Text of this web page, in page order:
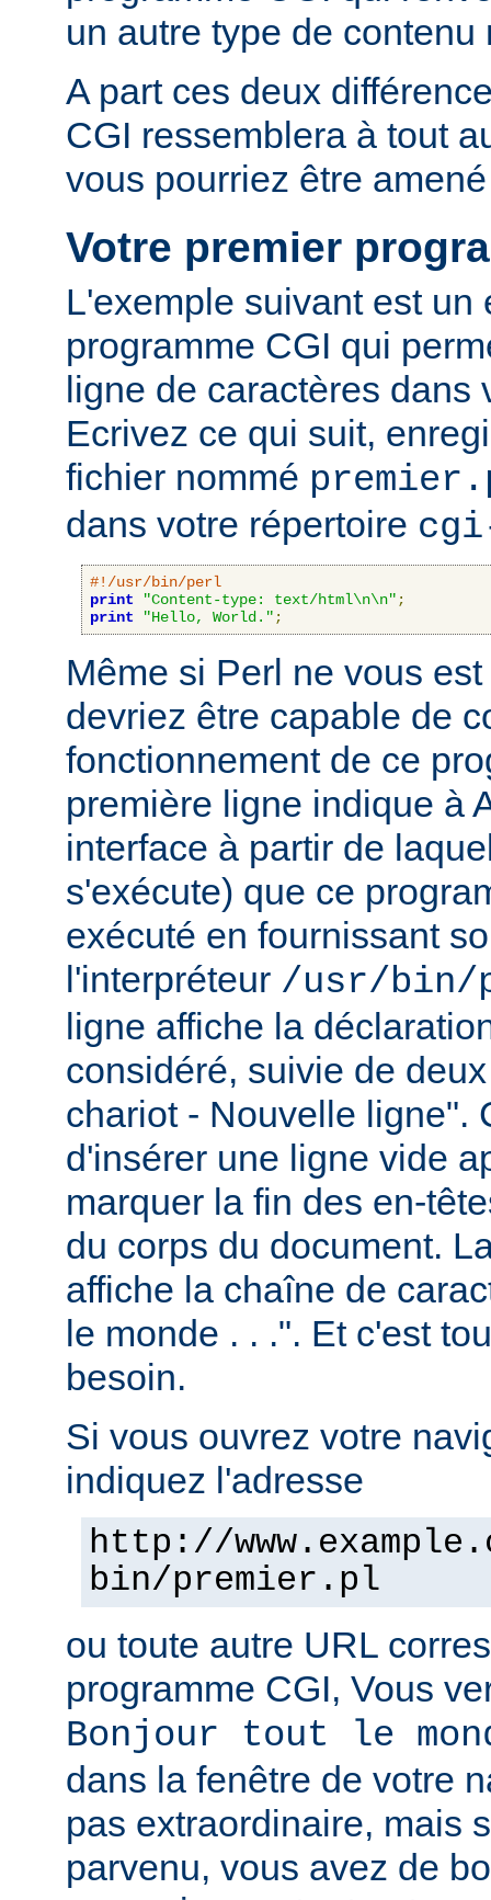
un autre type de contenu
A part ces deux
CGI ressemblera à tout
vous pourriez être
Votre premier
L'exemple suivant est un
programme CGI qui
ligne de caractères dans
Ecrivez ce qui suit,
fichier nommé
dans votre répertoire
#!/usr/bin/perl
print
"Content-type: text/html\n\n" ;
print
"Hello, World." ;
Même si Perl ne vous
devriez être capable de
fonctionnement de ce
première ligne indique à
interface à partir de
s'exécute) que ce
exécuté en fournissant
l'interpréteur /usr/bin/
ligne affiche la
considéré, suivie de
chariot - Nouvelle ligne".
d'insérer une ligne vide
marquer la fin des en-
du corps du document.
affiche la chaîne de
le monde . . .". Et c'est
besoin.
Si vous ouvrez votre
indiquez l'adresse
http://
bin/premier.pl
ou toute autre URL
programme CGI, Vous
Bonjour tout le
dans la fenêtre de votre
pas extraordinaire, mais
parvenu, vous avez de